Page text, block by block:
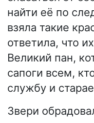
найти её по
взяла такие
ответила, что
Великий пан,
сапоги всем,
службу и
Звери